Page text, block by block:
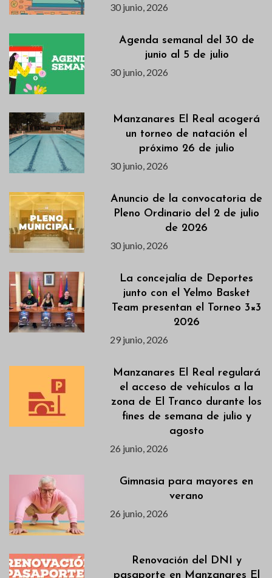
30 junio, 2026
Agenda semanal del 30 de
junio al 5 de julio
30 junio, 2026
Manzanares El Real acogerá
un torneo de natación el
próximo 26 de julio
30 junio, 2026
Anuncio de la convocatoria de
Pleno Ordinario del 2 de julio
de 2026
30 junio, 2026
La concejalía de Deportes
junto con el Yelmo Basket
Team presentan el Torneo 3×3
2026
29 junio, 2026
Manzanares El Real regulará
el acceso de vehículos a la
zona de El Tranco durante los
fines de semana de julio y
agosto
26 junio, 2026
Gimnasia para mayores en
verano
26 junio, 2026
Renovación del DNI y
pasaporte en Manzanares El